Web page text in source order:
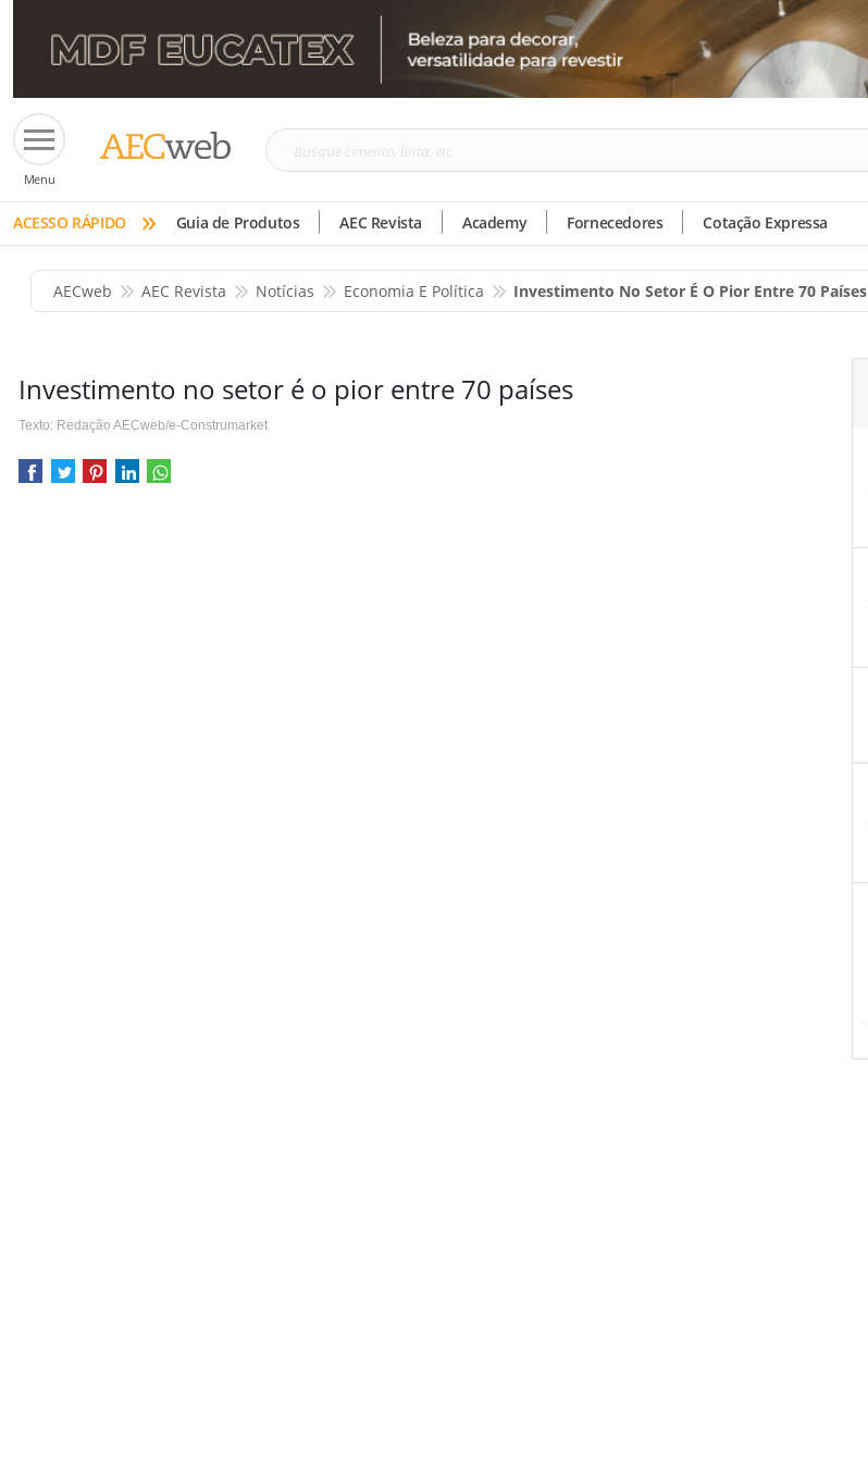
Menu
Busque
tinta,
etc
ACESSO RÁPIDO » Guia de Produtos AEC Revista Academy Fornecedores Cotação Expressa
AECweb AEC Revista Notícias Economia E Política Investimento No Setor É O Pior Entre 70 Países
Investimento no setor é o pior entre 70 países
Texto: Redação AECweb/e-Construmarket